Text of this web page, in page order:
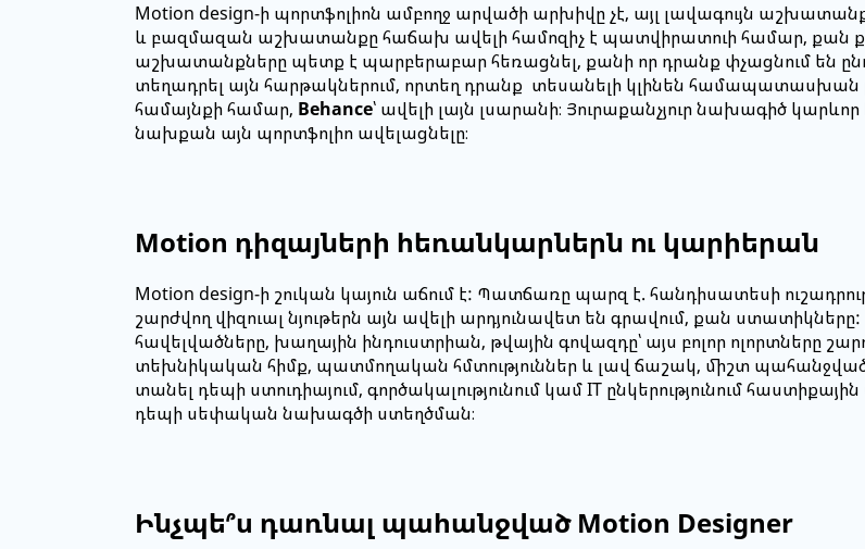
Motion design-ի պորտֆոլիոն ամբողջ արվածի արխիվը չէ, այլ լավագույն
և բազմազան աշխատանքը հաճախ ավելի համոզիչ է պատվիրատուի համար, քան
աշխատանքները պետք է պարբերաբար հեռացնել, քանի որ դրանք փչացնում են
տեղադրել այն հարթակներում, որտեղ դրանք տեսանելի կլինեն համապատասխան
համայնքի համար, Behance՝ ավելի լայն լսարանի։ Յուրաքանչյուր նախագիծ
նախքան այն պորտֆոլիո ավելացնելը։
Motion դիզայների հեռանկարներն ու կարիերան
Motion design-ի շուկան կայուն աճում է: Պատճառը պարզ է. հանդիսատեսի
շարժվող վիզուալ նյութերն այն ավելի արդյունավետ են գրավում, քան
հավելվածները, խաղային ինդուստրիան, թվային գովազդը՝ այս բոլոր ոլորտները
տեխնիկական հիմք, պատմողական հմտություններ և լավ ճաշակ, միշտ պահանջված
տանել դեպի ստուդիայում, գործակալությունում կամ IT ընկերությունում
դեպի սեփական նախագծի ստեղծման։
Ինչպե՞ս դառնալ պահանջված Motion Designer